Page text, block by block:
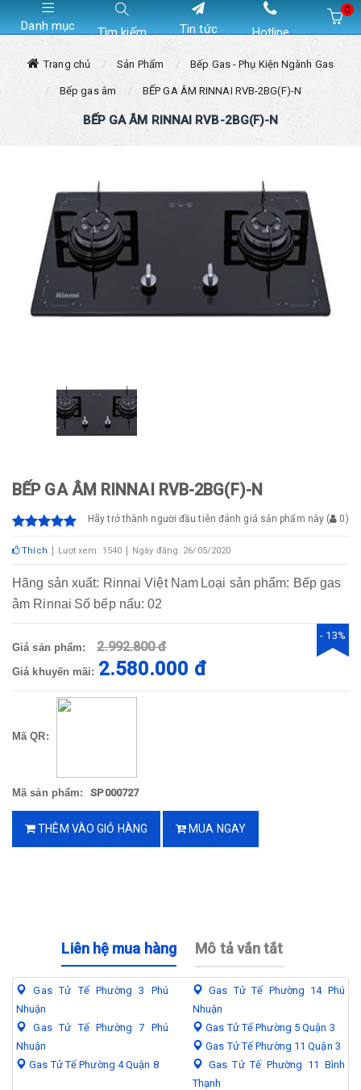
Danh mục Tìm kiếm Tin tức Hotline
0
Trang chủ Sản Phẩm Bếp Gas - Phụ Kiện Ngành Gas
Bếp gas âm BẾP GA ÂM RINNAI RVB-2BG(F)-N
BẾP GA ÂM RINNAI RVB-2BG(F)-N
BẾP GA ÂM RINNAI RVB-2BG(F)-N
Hãy trở thành người đầu tiên đánh giá sản phẩm này ( 0)
Thích Lượt xem: 1540 Ngày đăng: 26/05/2020
Hãng sản xuất: Rinnai Việt Nam Loại sản phẩm: Bếp gas
âm Rinnai Số bếp nấu:02
Giá sản phẩm: 2.992.800 đ
Giá khuyến mãi: 2.580.000 đ
- 13%
Mã QR:
Mã sản phẩm: SP000727
THÊM VÀO GIỎ HÀNG MUA NGAY
Liên hệ mua hàng Mô tả vắn tắt
Gas Tử Tế Phường 3 Phú
Nhuận
Gas Tử Tế Phường 14 Phú
Nhuận
Gas Tử Tế Phường 7 Phú
Nhuận
Gas Tử Tế Phường 5 Quận 3
Gas Tử Tế Phường 11 Quận 3
Gas Tử Tế Phường 4 Quận 8
Gas Tử Tế Phường 11 Bình
Thạnh